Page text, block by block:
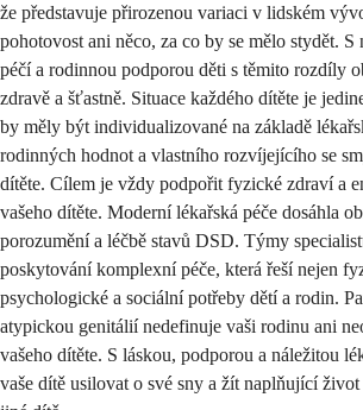
že představuje přirozenou variaci v lidském
pohotovost ani něco, za co by se mělo stydět. S
péčí a rodinnou podporou děti s těmito rozdíly
zdravě a šťastně. Situace každého dítěte je
by měly být individualizované na základě
rodinných hodnot a vlastního rozvíjejícího se
dítěte. Cílem je vždy podpořit fyzické zdraví a
vašeho dítěte. Moderní lékařská péče dosáhla
porozumění a léčbě stavů DSD. Týmy
poskytování komplexní péče, která řeší nejen
psychologické a sociální potřeby dětí a rodin.
atypickou genitálií nedefinuje vaši rodinu ani
vašeho dítěte. S láskou, podporou a náležitou
vaše dítě usilovat o své sny a žít naplňující